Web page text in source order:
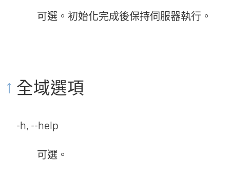
可選。初始化完成後保持伺服器執行。
全域選項
-h, --help
可選。